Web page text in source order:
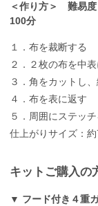
＜作り方＞ 難易
100分
１．布を裁断する
２．２枚の布を中
３．角をカットし
４．布を表に返す
５．周囲にステッ
仕上がりサイズ：
キットご購入の
▼ フード付き４重